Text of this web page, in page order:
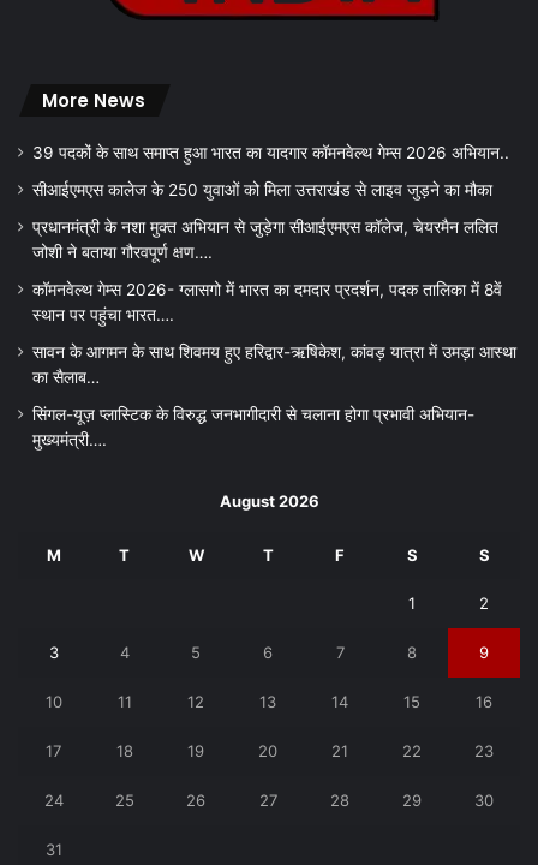
More News
39 पदकों के साथ समाप्त हुआ भारत का यादगार कॉमनवेल्थ गेम्स 2026 अभियान..
सीआईएमएस कालेज के 250 युवाओं को मिला उत्तराखंड से लाइव जुड़ने का मौका
प्रधानमंत्री के नशा मुक्त अभियान से जुड़ेगा सीआईएमएस कॉलेज, चेयरमैन ललित
जोशी ने बताया गौरवपूर्ण क्षण….
कॉमनवेल्थ गेम्स 2026- ग्लासगो में भारत का दमदार प्रदर्शन, पदक तालिका में 8वें
स्थान पर पहुंचा भारत….
सावन के आगमन के साथ शिवमय हुए हरिद्वार-ऋषिकेश, कांवड़ यात्रा में उमड़ा आस्था
का सैलाब…
सिंगल-यूज़ प्लास्टिक के विरुद्ध जनभागीदारी से चलाना होगा प्रभावी अभियान-
मुख्यमंत्री….
August 2026
M T W T F S S
1 2
3 4 5 6 7 8 9
10 11 12 13 14 15 16
17 18 19 20 21 22 23
24 25 26 27 28 29 30
31